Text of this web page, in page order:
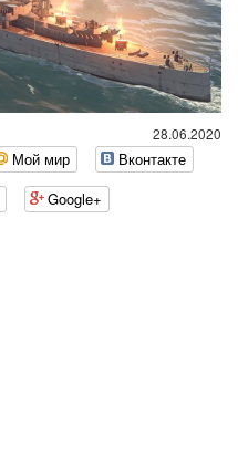
28.06.2020
Мой мир
Вконтакте
Google+